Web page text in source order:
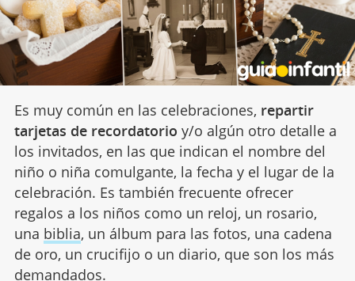
Es muy común en las celebraciones, repartir
tarjetas de recordatorio y/o algún otro detalle a
los invitados, en las que indican el nombre del
niño o niña comulgante, la fecha y el lugar de la
celebración. Es también frecuente ofrecer
regalos a los niños como un reloj, un rosario,
una biblia, un álbum para las fotos, una cadena
de oro, un crucifijo o un diario, que son los más
demandados.